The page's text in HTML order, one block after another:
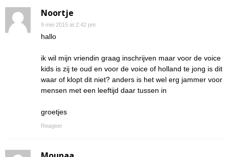
Noortje
9 mei 2015 at 2:42 pm
hallo
ik wil mijn vriendin graag inschrijven maar voor de voice
kids is zij te oud en voor de voice of holland te jong is dit
waar of klopt dit niet? anders is het wel erg jammer voor
mensen met een leeftijd daar tussen in
groetjes
Reageer